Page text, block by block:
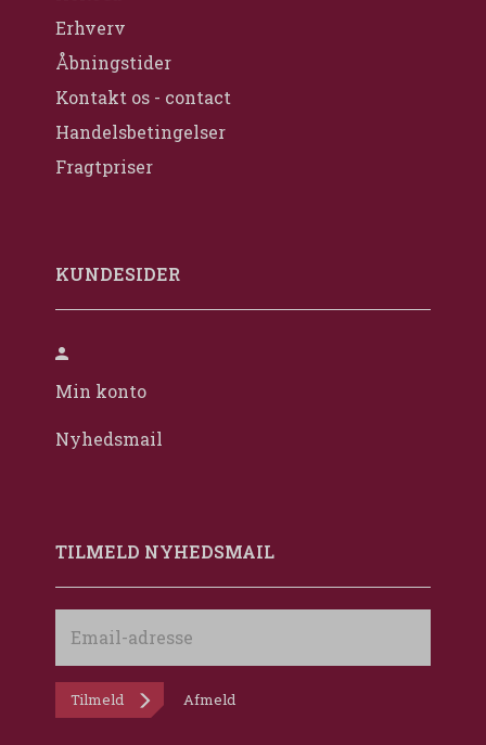
Erhverv
Åbningstider
Kontakt os - contact
Handelsbetingelser
Fragtpriser
KUNDESIDER
Min konto
Nyhedsmail
TILMELD NYHEDSMAIL
adresse
Tilmeld Afmeld